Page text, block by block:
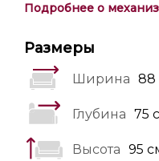
Подробнее о
Размеры
Ширина 88
Глубина 75
Высота 95